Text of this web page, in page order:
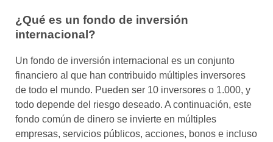
¿Qué es un fondo de inversión
internacional?
Un fondo de inversión internacional es un conjunto
financiero al que han contribuido múltiples inversores
de todo el mundo. Pueden ser 10 inversores o 1.000, y
todo depende del riesgo deseado. A continuación, este
fondo común de dinero se invierte en múltiples
empresas, servicios públicos, acciones, bonos e incluso